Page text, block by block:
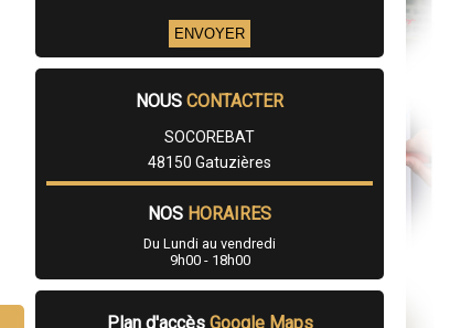
NOUS CONTACTER
SOCOREBAT
48150 Gatuzières
NOS HORAIRES
Du Lundi au vendredi
9h00 - 18h00
Plan d'accès Google Maps